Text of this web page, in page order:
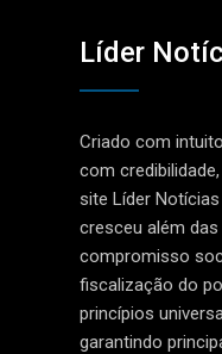
Líder
Criado com
com
site Líder
cresceu além
compromisso
fiscalização do
princípios
garantindo